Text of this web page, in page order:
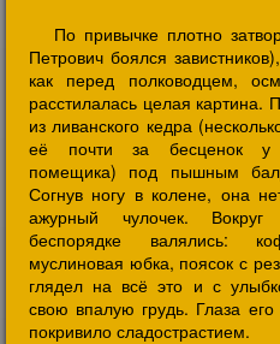
По привычке плотно
Петрович боялся
как перед полководцем,
расстилалась целая картина.
из ливанского кедра
её почти за бесценок у
помещика) под пышным
Согнув ногу в колене, она
ажурный чулочек.
беспорядке валялись:
муслиновая юбка, поясок с
глядел на всё это и с
свою впалую грудь. Глаза
покривило сладострастием.